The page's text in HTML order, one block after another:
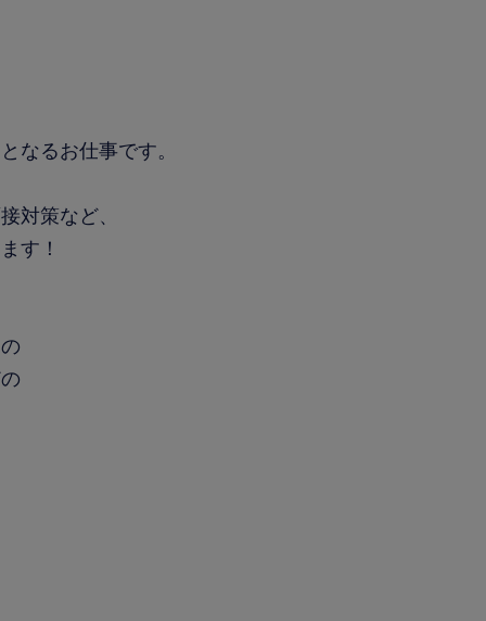
なるお仕事です。
対策など、
す！